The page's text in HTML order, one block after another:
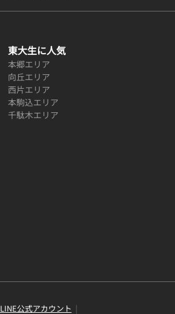
東大生に人気
本郷エリア
向丘エリア
西片エリア
本駒込エリア
千駄木エリア
LINE公式アカウント